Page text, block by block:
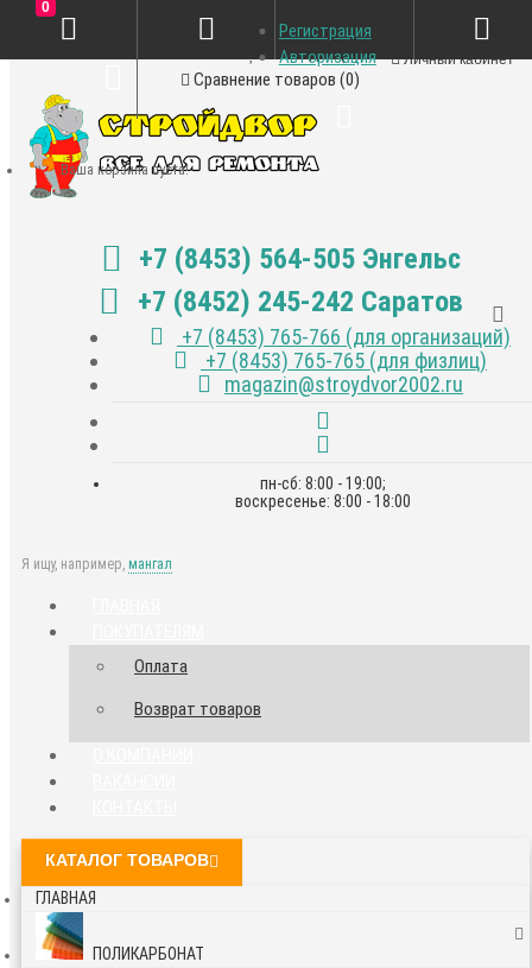
Личный кабинет
Закладки (0)
Сравнение товаров (0)
+7 (8453) 564-505 Энгельс
+7 (8452) 245-242 Саратов
+7 (8453) 765-766 (для организаций)
+7 (8453) 765-765 (для физлиц)
magazin@stroydvor2002.ru
пн-сб: 8:00 - 19:00;
воскресенье: 8:00 - 18:00
Я ищу, например, мангал
Регистрация
Авторизация
0
Ваша корзина пуста!
Оплата
Возврат товаров
КАТАЛОГ ТОВАРОВ
ГЛАВНАЯ
ПОЛИКАРБОНАТ